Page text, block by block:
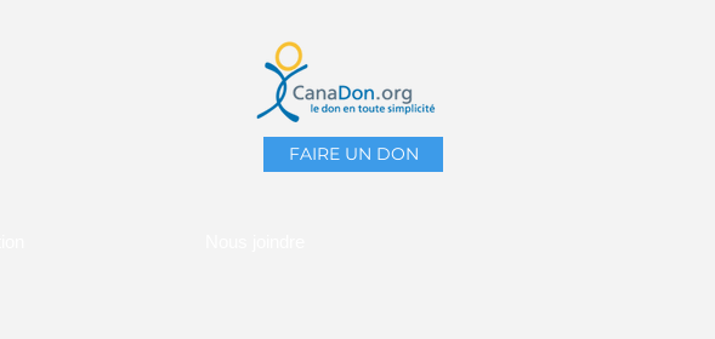
FAIRE UN DON